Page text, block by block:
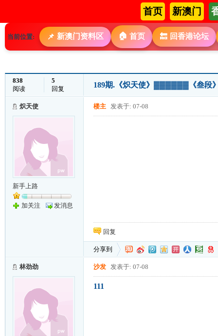
首页 新澳门
当前位置: 📌 新澳门资料区 🏠 首页 🔙 回香港论坛
838
阅读
5
回复
189期.《炽天使》▓▓▓▓▓▓《叁
炽天使
新手上路
加关注 发消息
楼主 发表于: 07-08
回复
分享到
林劲劲 沙发 发表于: 07-08
111